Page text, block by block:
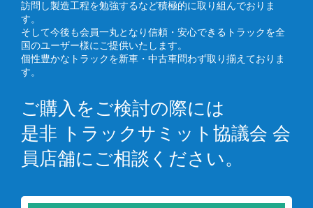
訪問し製造工程を勉強するなど積極的に取り組んでおりま
す。
そして今後も会員一丸となり信頼・安心できるトラックを全
国のユーザー様にご提供いたします。
個性豊かなトラックを新車・中古車問わず取り揃えておりま
す。
ご購入をご検討の際には
是非 トラックサミット協議会 会
員店舗にご相談ください。